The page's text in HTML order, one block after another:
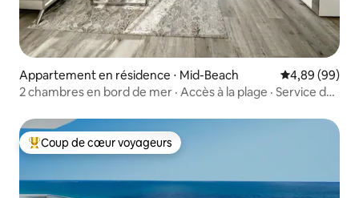
Appartement en résidence ⋅ Mid-Beach Évaluation
4,89 (99)
2 chambres en bord de mer · Accès à la plage · Service de
Coups de cœur voyageurs les plus appréciés
Coup de cœur voyageurs